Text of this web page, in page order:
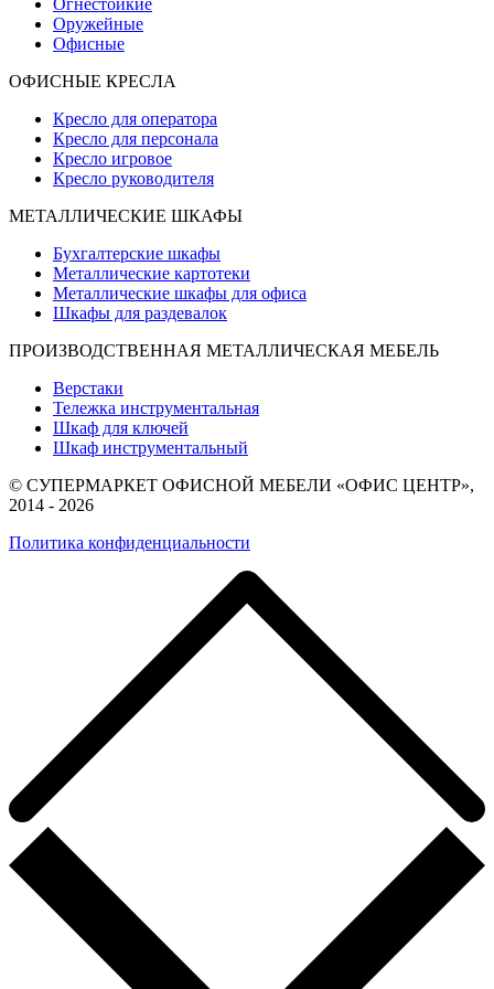
Огнестойкие
Оружейные
Офисные
ОФИСНЫЕ КРЕСЛА
Кресло для оператора
Кресло для персонала
Кресло игровое
Кресло руководителя
МЕТАЛЛИЧЕСКИЕ ШКАФЫ
Бухгалтерские шкафы
Металлические картотеки
Металлические шкафы для офиса
Шкафы для раздевалок
ПРОИЗВОДСТВЕННАЯ МЕТАЛЛИЧЕСКАЯ МЕБЕЛЬ
Верстаки
Тележка инструментальная
Шкаф для ключей
Шкаф инструментальный
© СУПЕРМАРКЕТ ОФИСНОЙ МЕБЕЛИ «ОФИС ЦЕНТР»,
2014 - 2026
Политика конфиденциальности